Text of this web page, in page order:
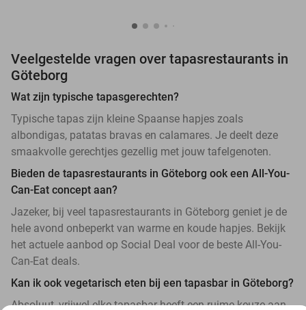
Veelgestelde vragen over tapasrestaurants in
Göteborg
Wat zijn typische tapasgerechten?
Typische tapas zijn kleine Spaanse hapjes zoals
albondigas, patatas bravas en calamares. Je deelt deze
smaakvolle gerechtjes gezellig met jouw tafelgenoten.
Bieden de tapasrestaurants in Göteborg ook een All-You-
Can-Eat concept aan?
Jazeker, bij veel tapasrestaurants in Göteborg geniet je de
hele avond onbeperkt van warme en koude hapjes. Bekijk
het actuele aanbod op Social Deal voor de beste All-You-
Can-Eat deals.
Kan ik ook vegetarisch eten bij een tapasbar in Göteborg?
Absoluut, vrijwel elke tapasbar heeft een ruime keuze aan